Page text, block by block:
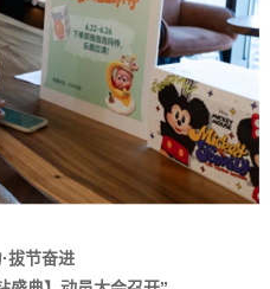
拔节奋进